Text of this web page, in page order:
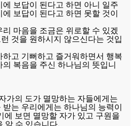
보답이 된다고 하면 아니 일주
보답이 된다고 하면 못할 것이
리 마음을 조금은 위로할 수 있겠
것을 원하시지 않으신다는 것입
하고 기뻐하고 즐거워하면서 행복
복음을 주신 하나님의 뜻입니
가의 도가 멸망하는 자들에게는
는 우리에게는 하나님의 능력이
에 보면 멸망할 자가 있고 구원을
알 수 있습니다.